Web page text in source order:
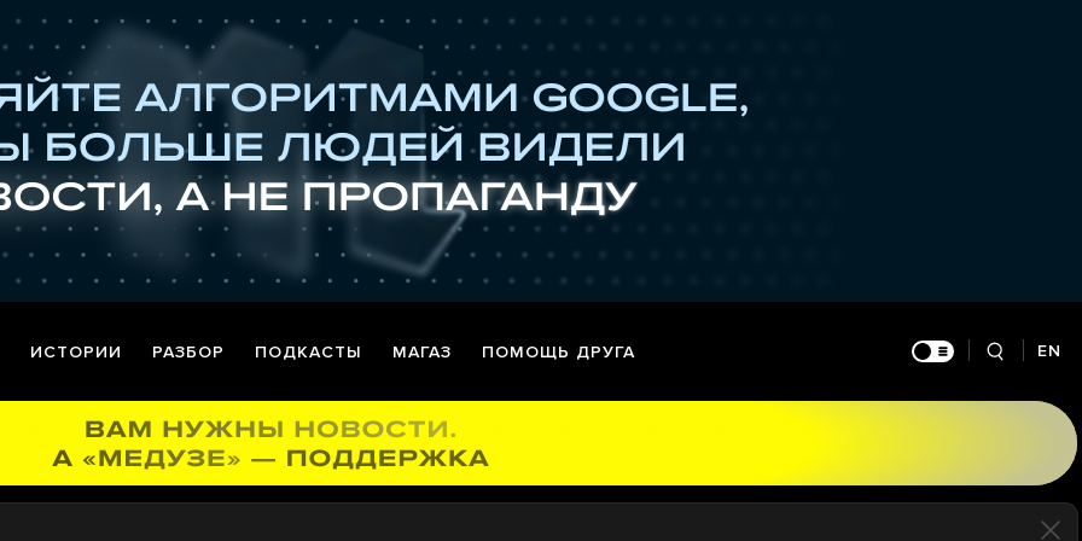
ИСТОРИИ РАЗБОР ПОДКАСТЫ МАГАЗ ПОМОЩЬ ДРУГА EN